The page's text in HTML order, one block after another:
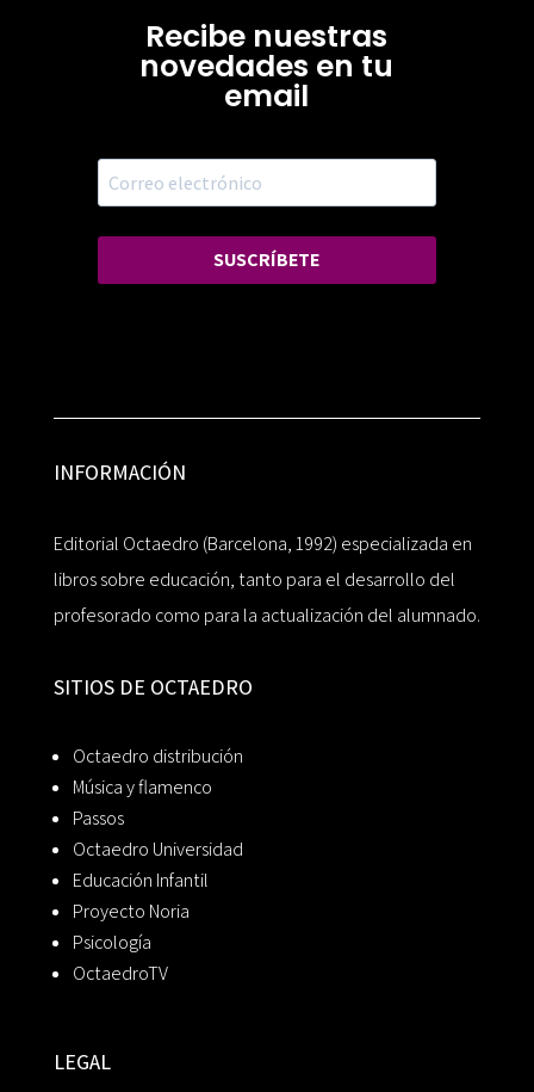
Recibe nuestras
novedades en tu
email
SUSCRÍBETE
INFORMACIÓN
Editorial Octaedro (Barcelona, 1992) especializada en
libros sobre educación, tanto para el desarrollo del
profesorado como para la actualización del alumnado.
SITIOS DE OCTAEDRO
Octaedro distribución
Música y flamenco
Passos
Octaedro Universidad
Educación Infantil
Proyecto Noria
Psicología
OctaedroTV
LEGAL